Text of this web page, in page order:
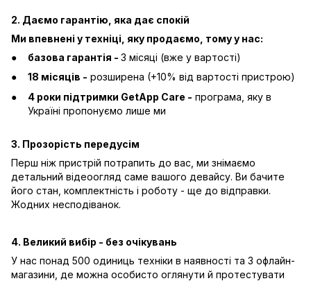
2. Даємо гарантію, яка дає спокій
Ми впевнені у техніці, яку продаємо, тому у нас:
базова гарантія - 3 місяці (вже у вартості)
18 місяців - розширена (+10% від вартості пристрою)
4 роки підтримки GetApp Care - програма, яку в
Україні пропонуємо лише ми
3. Прозорість передусім
Перш ніж пристрій потрапить до вас, ми знімаємо
детальний відеоогляд саме вашого девайсу. Ви бачите
його стан, комплектність і роботу - ще до відправки.
Жодних несподіванок.
4. Великий вибір - без очікувань
У нас понад 500 одиниць техніки в наявності та 3 офлайн-
магазини, де можна особисто оглянути й протестувати